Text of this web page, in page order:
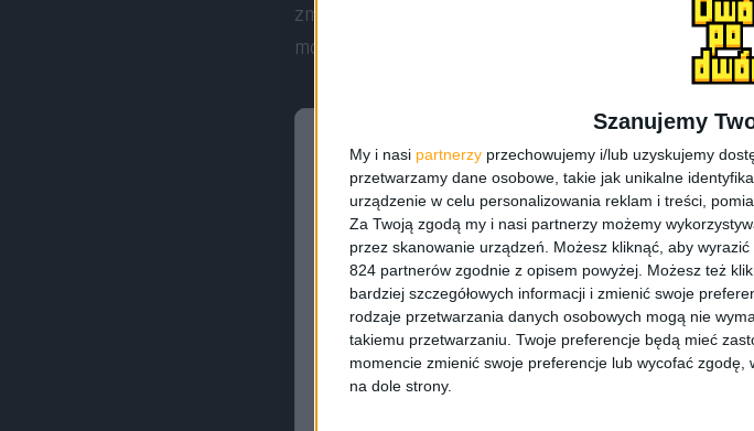
Szanujemy
My i nasi partnerzy przechowujemy i/lub uzyskujemy
przetwarzamy dane osobowe, takie jak unikalne
urządzenie w celu personalizowania reklam i treści,
Za Twoją zgodą my i nasi partnerzy możemy
przez skanowanie urządzeń. Możesz kliknąć, aby
824 partnerów zgodnie z opisem powyżej. Możesz też
bardziej szczegółowych informacji i zmienić swoje
rodzaje przetwarzania danych osobowych mogą nie
takiemu przetwarzaniu. Twoje preferencje będą mieć
momencie zmienić swoje preferencje lub wycofać
na dole strony.
zmieścisz. Wysokość, Szerokość i Waga – trzech
moich oczach.